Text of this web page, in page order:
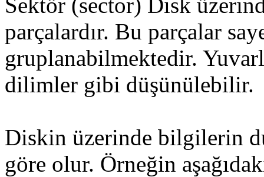
parçalardır. Bu parçalar
gruplanabilmektedir.
dilimler gibi düşünülebilir.
Diskin üzerinde bilgilerin
göre olur. Örneğin